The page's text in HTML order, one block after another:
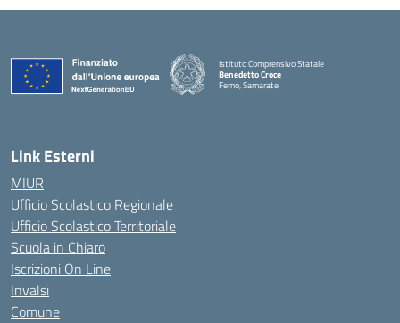
Istituto Comprensivo Statale
Benedetto Croce
Ferno, Samarate
Link Esterni
MIUR
Ufficio Scolastico Regionale
Ufficio Scolastico Territoriale
Scuola in Chiaro
Iscrizioni On Line
Invalsi
Comune